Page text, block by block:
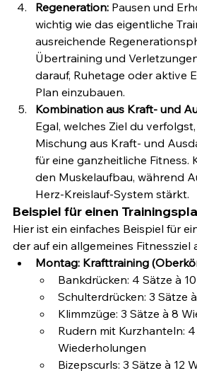
Regeneration: Pausen und
wichtig wie das eigentliche
ausreichende
Übertraining und
darauf, Ruhetage oder aktive
Plan einzubauen.
Kombination aus Kraft- und
Egal, welches Ziel du
Mischung aus Kraft- und
für eine ganzheitliche
den Muskelaufbau, während
Herz-Kreislauf-System stärkt.
Beispiel für einen
Hier ist ein einfaches Beispiel für
der auf ein allgemeines Fitnessziel
Montag: Krafttraining
Bankdrücken: 4 Sätze à
Schulterdrücken: 3 Sätze
Klimmzüge: 3 Sätze à 8
Rudern mit Kurzhanteln: 4
Wiederholungen
Bizepscurls: 3 Sätze à 12